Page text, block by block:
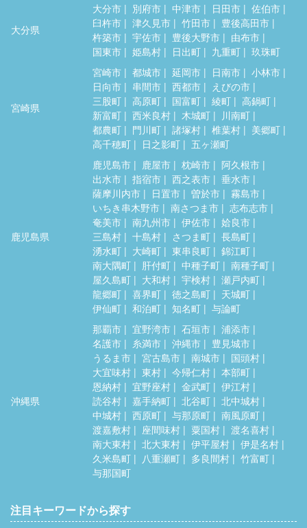
大分県
大分市 別府市 中津市 日田市
佐伯市
臼杵市
津久見市 竹田市
豊後高田市
杵築市
宇佐市 豊後大野市
由布市
国東市
姫島村 日出町 九重町 玖珠町
宮崎県
宮崎市 都城市 延岡市 日南市
小林市
日向市
串間市 西都市
えびの市
三股町
高原町 国富町 綾町
高鍋町
新富町
西米良村 木城町
川南町
都農町
門川町 諸塚村 椎葉村
美郷町
高千穂町
日之影町 五ヶ瀬町
鹿児島県
鹿児島市 鹿屋市 枕崎市
阿久根市
出水市
指宿市 西之表市
垂水市
薩摩川内市
日置市 曽於市
霧島市
いちき串木野市
南さつま市
志布志市
奄美市
南九州市 伊佐市
姶良市
三島村
十島村 さつま町
長島町
湧水町
大崎町 東串良町
錦江町
南大隅町
肝付町 中種子町
南種子町
屋久島町
大和村 宇検村
瀬戸内町
龍郷町
喜界町 徳之島町
天城町
伊仙町
和泊町 知名町 与論町
沖縄県
那覇市 宜野湾市 石垣市
浦添市
名護市
糸満市 沖縄市
豊見城市
うるま市
宮古島市 南城市
国頭村
大宜味村
東村 今帰仁村
本部町
恩納村
宜野座村 金武町
伊江村
読谷村
嘉手納町 北谷町
北中城村
中城村
西原町 与那原町
南風原町
渡嘉敷村
座間味村 粟国村
渡名喜村
南大東村
北大東村 伊平屋村
伊是名村
久米島町
八重瀬町 多良間村
竹富町
与那国町
注目キーワードから探す